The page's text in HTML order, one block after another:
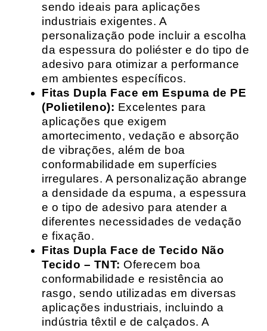
sendo ideais para aplicações
industriais exigentes. A
personalização pode incluir a escolha
da espessura do poliéster e do tipo de
adesivo para otimizar a performance
em ambientes específicos.
Fitas Dupla Face em Espuma de PE
(Polietileno): Excelentes para
aplicações que exigem
amortecimento, vedação e absorção
de vibrações, além de boa
conformabilidade em superfícies
irregulares. A personalização abrange
a densidade da espuma, a espessura
e o tipo de adesivo para atender a
diferentes necessidades de vedação
e fixação.
Fitas Dupla Face de Tecido Não
Tecido – TNT: Oferecem boa
conformabilidade e resistência ao
rasgo, sendo utilizadas em diversas
aplicações industriais, incluindo a
indústria têxtil e de calçados. A